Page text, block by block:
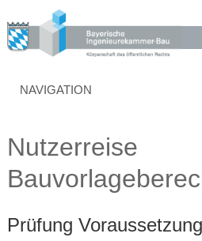
NAVIGATION
Nutzerreise
Prüfung